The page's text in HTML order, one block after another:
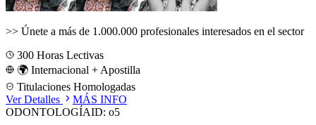
>> Únete a más de 1.000.000 profesionales interesados en el sector
300 Horas Lectivas
🌍 Internacional + Apostilla
Titulaciones Homologadas
Ver Detalles
MÁS INFO
ODONTOLOGÍAID: o5